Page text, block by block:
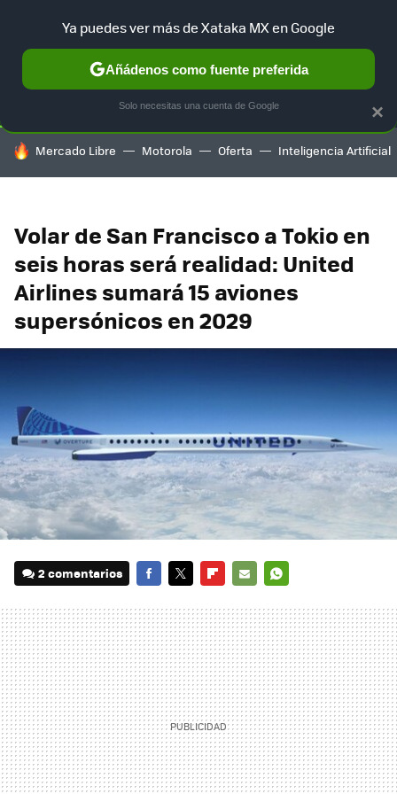
SELECCIÓN GAMING HOME AUTO TERRITORIO
HOY SE HABLA DE
Mercado Libre Motorola Oferta Inteligencia Artificial
Volar de San Francisco a Tokio en
seis horas será realidad: United
Airlines sumará 15 aviones
supersónicos en 2029
2 comentarios
MAIL
×
Ya puedes ver más de Xataka MX en Google
Añádenos como fuente preferida
Solo necesitas una cuenta de Google